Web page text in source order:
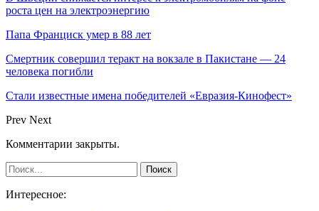
роста цен на электроэнергию
Папа Франциск умер в 88 лет
Смертник совершил теракт на вокзале в Пакистане — 24
человека погибли
Стали известные имена победителей «Евразия-Кинофест»
Prev Next
Комментарии закрыты.
Интересное: